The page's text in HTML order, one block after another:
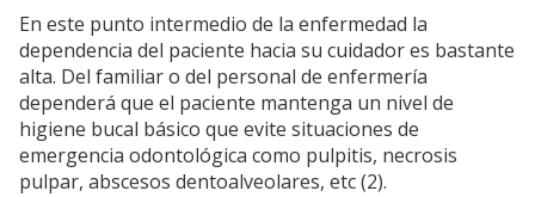
En este punto intermedio de la enfermedad la
dependencia del paciente hacia su cuidador es bastante
alta. Del familiar o del personal de enfermería
dependerá que el paciente mantenga un nivel de
higiene bucal básico que evite situaciones de
emergencia odontológica como pulpitis, necrosis
pulpar, abscesos dentoalveolares, etc (2).